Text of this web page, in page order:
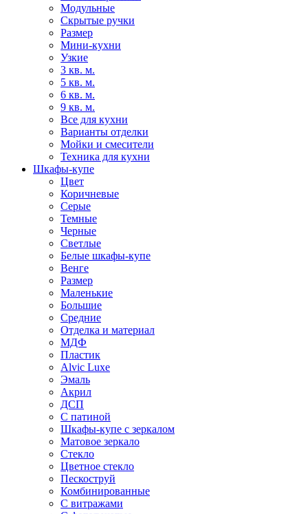
Модульные
Скрытые ручки
Размер
Мини-кухни
Узкие
3 кв. м.
5 кв. м.
6 кв. м.
9 кв. м.
Все для кухни
Варианты отделки
Мойки и смесители
Техника для кухни
Шкафы-купе
Цвет
Коричневые
Серые
Темные
Черные
Светлые
Белые шкафы-купе
Венге
Размер
Маленькие
Большие
Средние
Отделка и материал
МДФ
Пластик
Alvic Luxe
Эмаль
Акрил
ДСП
С патиной
Шкафы-купе с зеркалом
Матовое зеркало
Стекло
Цветное стекло
Пескоструй
Комбинированные
С витражами